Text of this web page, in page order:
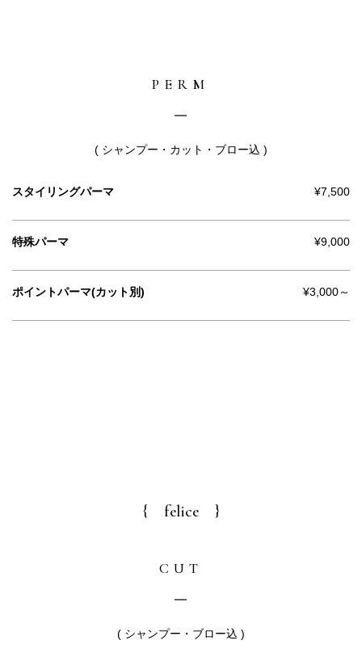
PERM
( シャンプー・カット・ブロー込 )
スタイリングパーマ ¥7,500
特殊パーマ ¥9,000
ポイントパーマ(カット別) ¥3,000～
{ felice }
CUT
( シャンプー・ブロー込 )